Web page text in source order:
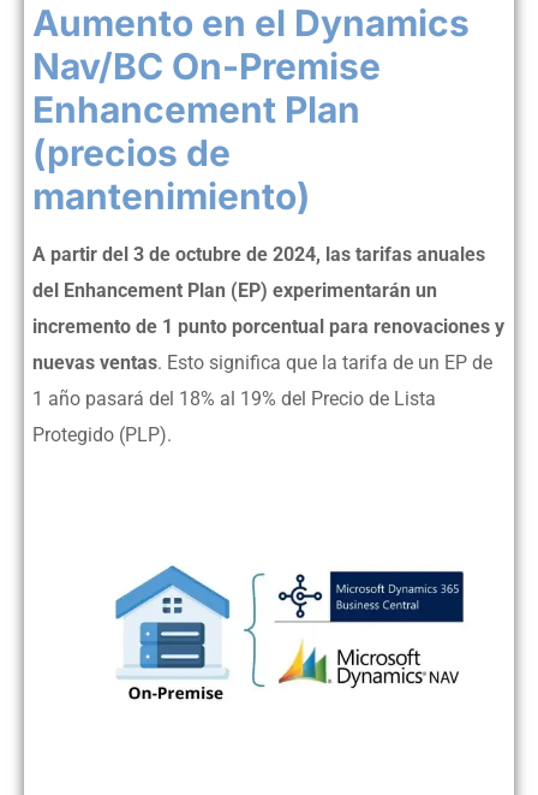
Aumento en el Dynamics
Nav/BC On-Premise
Enhancement Plan
(precios de
mantenimiento)
A partir del 3 de octubre de 2024, las tarifas anuales
del Enhancement Plan (EP) experimentarán un
incremento de 1 punto porcentual para renovaciones y
nuevas ventas. Esto significa que la tarifa de un EP de
1 año pasará del 18% al 19% del Precio de Lista
Protegido (PLP).